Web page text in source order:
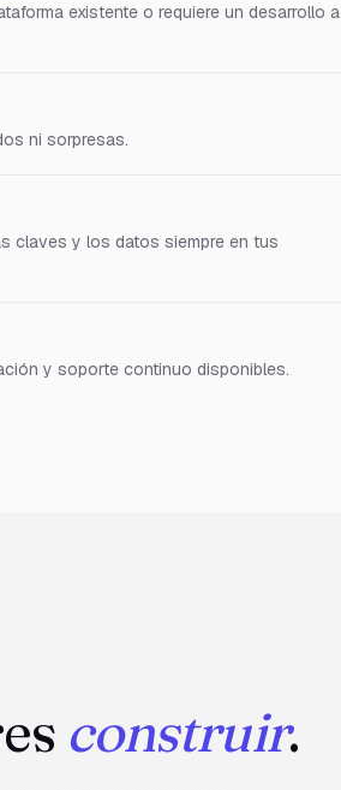
existente o requiere un desarrollo a
ni sorpresas.
claves y los datos siempre en tus
y soporte continuo disponibles.
construir.